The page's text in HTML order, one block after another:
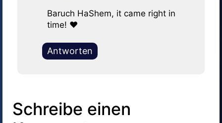
Baruch HaShem, it came right in
time! ❤
Antworten
Schreibe einen